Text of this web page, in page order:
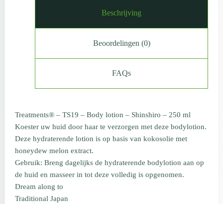
Beschrijving
Beoordelingen (0)
FAQs
Treatments® – TS19 – Body lotion – Shinshiro – 250 ml
Koester uw huid door haar te verzorgen met deze bodylotion.
Deze hydraterende lotion is op basis van kokosolie met
honeydew melon extract.
Gebruik: Breng dagelijks de hydraterende bodylotion aan op
de huid en masseer in tot deze volledig is opgenomen.
Dream along to
Traditional Japan